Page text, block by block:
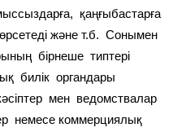
қаңғыбастарға
және т.б. Сонымен
бірнеше типтері
билік органдары
мен ведомствалар
немесе коммерциялық